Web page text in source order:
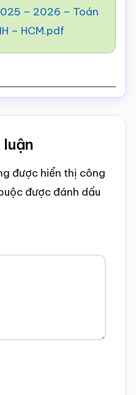
– 2026 – Toán
– HCM.pdf
được hiển thị công
được đánh dấu